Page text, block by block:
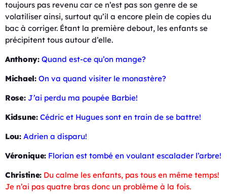
toujours pas revenu car ce n’est pas son genre de se
volatiliser ainsi, surtout qu’il a encore plein de copies du
bac à corriger. Étant la première debout, les enfants se
précipitent tous autour d’elle.
Anthony: Quand est-ce qu’on mange?
Michael: On va quand visiter le monastère?
Rose: J’ai perdu ma poupée Barbie!
Kidsune: Cédric et Hugues sont en train de se battre!
Lou: Adrien a disparu!
Véronique: Florian est tombé en voulant escalader l’arbre!
Christine: Du calme les enfants, pas tous en même temps!
Je n’ai pas quatre bras donc un problème à la fois.